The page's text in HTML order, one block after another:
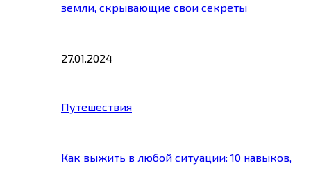
земли, скрывающие свои секреты
27.01.2024
Путешествия
Как выжить в любой ситуации: 10 навыков,